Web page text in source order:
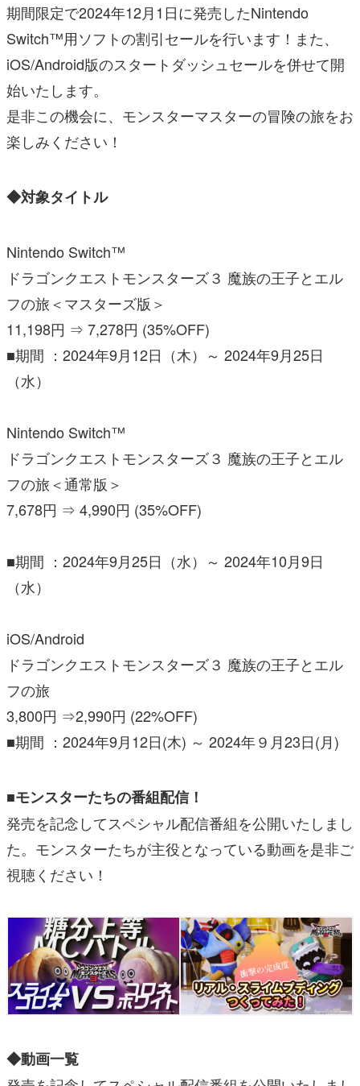
期間限定で2024年12月1日に発売したNintendo
Switch™用ソフトの割引セールを行います！また、
iOS/Android版のスタートダッシュセールを併せて開
始いたします。
是非この機会に、モンスターマスターの冒険の旅をお
楽しみください！
◆対象タイトル
Nintendo Switch™
ドラゴンクエストモンスターズ３ 魔族の王子とエル
フの旅＜マスターズ版＞
11,198円 ⇒ 7,278円 (35%OFF)
■期間 ：2024年9月12日（木）～ 2024年9月25日
（水）
Nintendo Switch™
ドラゴンクエストモンスターズ３ 魔族の王子とエル
フの旅＜通常版＞
7,678円 ⇒ 4,990円 (35%OFF)
■期間 ：2024年9月25日（水）～ 2024年10月9日
（水）
iOS/Android
ドラゴンクエストモンスターズ３ 魔族の王子とエル
フの旅
3,800円 ⇒2,990円 (22%OFF)
■期間 ：2024年9月12日(木) ～ 2024年９月23日(月)
■モンスターたちの番組配信！
発売を記念してスペシャル配信番組を公開いたしまし
た。モンスターたちが主役となっている動画を是非ご
視聴ください！
◆動画一覧